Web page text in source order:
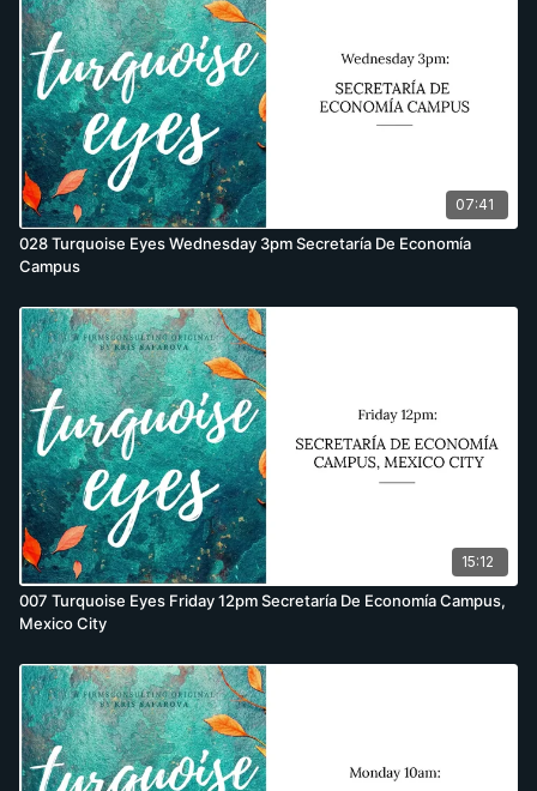
07:41
028 Turquoise Eyes Wednesday 3pm Secretaría De Economía
Campus
15:12
007 Turquoise Eyes Friday 12pm Secretaría De Economía Campus,
Mexico City